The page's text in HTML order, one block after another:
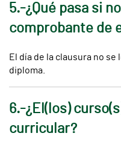
5.-¿Qué pasa si
comprobante de
El día de la clausura no
diploma.
6.-¿El(los)
curricular?